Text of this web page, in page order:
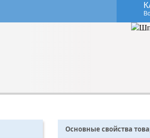
Основные свойства